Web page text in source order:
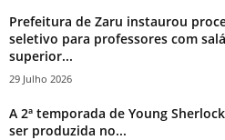
Prefeitura de Zaru instaurou
seletivo para professores com
superior...
29 Julho 2026
A 2ª temporada de Young
ser produzida no...